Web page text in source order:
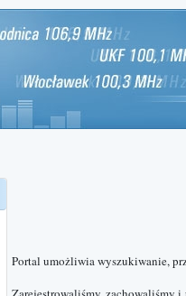
Portal umożliwia wyszukiwanie,